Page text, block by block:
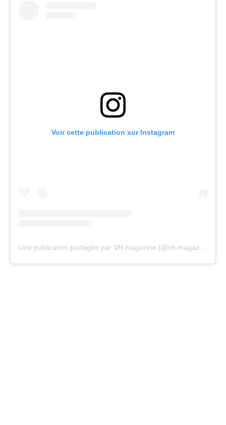
Voir cette publication sur Instagram
Une publication partagée par VH magazine (@vh.magazine)